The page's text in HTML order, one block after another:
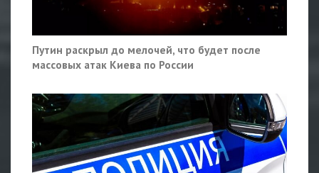
Путин раскрыл до мелочей, что будет после
массовых атак Киева по России